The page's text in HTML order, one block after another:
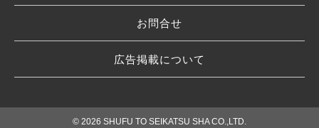
お問合せ
広告掲載について
© 2026 SHUFU TO SEIKATSU SHA CO.,LTD.